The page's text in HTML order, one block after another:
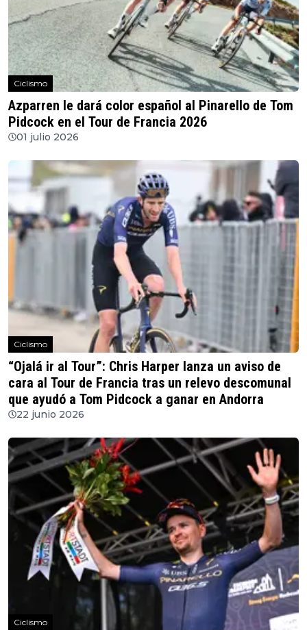
Ciclismo
Azparren le dará color español al Pinarello de Tom
Pidcock en el Tour de Francia 2026
01 julio 2026
Ciclismo
“Ojalá ir al Tour”: Chris Harper lanza un aviso de
cara al Tour de Francia tras un relevo descomunal
que ayudó a Tom Pidcock a ganar en Andorra
22 junio 2026
Ciclismo